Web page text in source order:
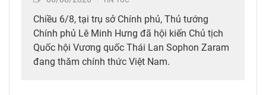
Chiều 6/8, tại trụ sở Chính phủ, Thủ tướng
Chính phủ Lê Minh Hưng đã hội kiến Chủ tịch
Quốc hội Vương quốc Thái Lan Sophon Zaram
đang thăm chính thức Việt Nam.